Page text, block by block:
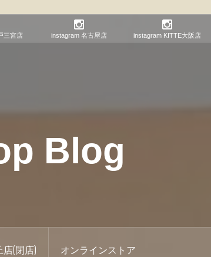
三宮店 instagram 名古屋店 instagram KITTE大阪店
Blog
(閉店) オンラインストア